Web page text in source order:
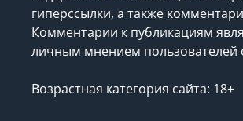
гиперссылки, а также
Комментарии к публикациям
личным мнением пользователей
Возрастная категория сайта: 18+